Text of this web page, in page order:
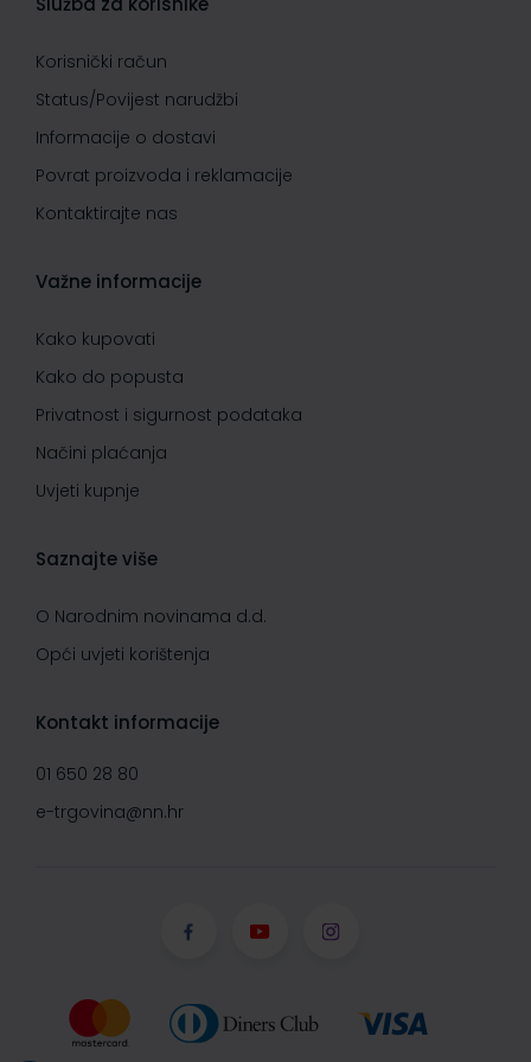
Korisnički račun
Status/Povijest narudžbi
Informacije o dostavi
Povrat proizvoda i reklamacije
Kontaktirajte nas
Važne informacije
Kako kupovati
Kako do popusta
Privatnost i sigurnost podataka
Načini plaćanja
Uvjeti kupnje
Saznajte više
O Narodnim novinama d.d.
Opći uvjeti korištenja
Kontakt informacije
01 650 28 80
e-trgovina@nn.hr